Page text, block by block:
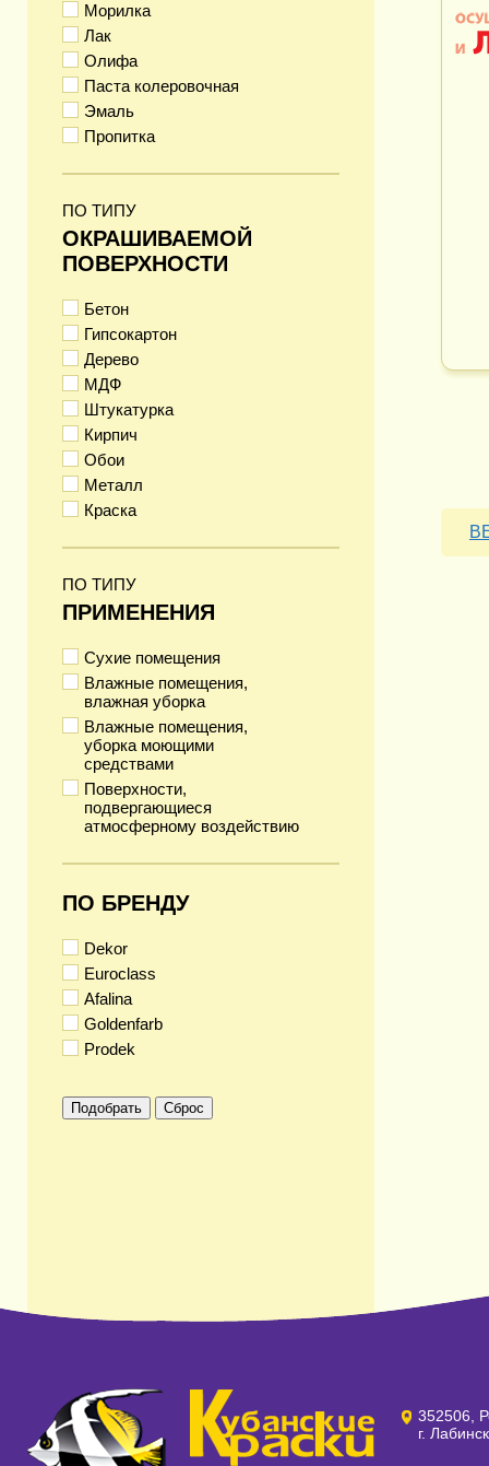
Морилка
Лак
Олифа
Паста колеровочная
Эмаль
Пропитка
ПО ТИПУ
ОКРАШИВАЕМОЙ
ПОВЕРХНОСТИ
Бетон
Гипсокартон
Дерево
МДФ
Штукатурка
Кирпич
Обои
Металл
Краска
ПО ТИПУ
ПРИМЕНЕНИЯ
Сухие помещения
Влажные помещения,
влажная уборка
Влажные помещения,
уборка моющими
средствами
Поверхности,
подвергающиеся
атмосферному воздействию
ПО БРЕНДУ
Dekor
Euroclass
Afalina
Goldenfarb
Prodek
352506,
г.